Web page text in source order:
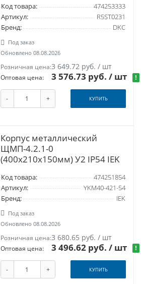
Код товара:
474253333
Артикул:
R5ST0231
Бренд:
DKC
Под заказ
Обновлено 08.08.2026
Розничная цена:3 649.72 руб. / шт
Оптовая цена: 3 576.73 руб./ шт !
- + КУПИТЬ
Корпус металлический
ЩМП-4.2.1-0
(400х210х150мм) У2 IP54 IEK
Код товара:
474251854
Артикул:
YKM40-421-54
Бренд:
IEK
Под заказ
Обновлено 08.08.2026
Розничная цена:3 680.65 руб. / шт
Оптовая цена: 3 496.62 руб./ шт !
- + КУПИТЬ